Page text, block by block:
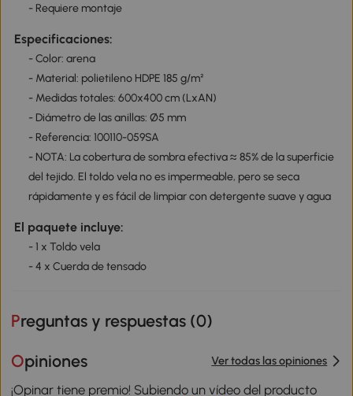
- Requiere montaje
Especificaciones:
- Color: arena
- Material: polietileno HDPE 185 g/m²
- Medidas totales: 600x400 cm (LxAN)
- Diámetro de las anillas: Ø5 mm
- Referencia: 100110-059SA
- NOTA: La cobertura de sombra efectiva ≈ 85% de la superficie
del tejido. El toldo vela no es impermeable, pero se seca
rápidamente y es fácil de limpiar con detergente suave y agua
El paquete incluye:
- 1 x Toldo vela
- 4 x Cuerda de tensado
Preguntas y respuestas (0)
Opiniones Ver todas las opiniones
¡Opinar tiene premio! Subiendo un vídeo del producto